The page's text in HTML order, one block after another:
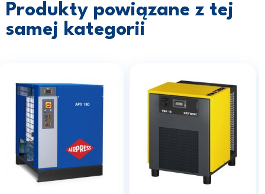
Produkty powiązane z tej
samej kategorii